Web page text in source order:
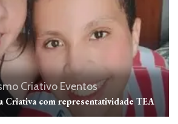
Criativo Eventos
Criativa com representatividade TEA